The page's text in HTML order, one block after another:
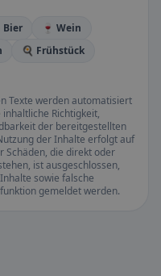
Bier
🍷 Wein
🍳 Frühstück
Texte werden automatisiert
Richtigkeit,
der bereitgestellten
der Inhalte erfolgt auf
Schäden, die direkt oder
ist ausgeschlossen,
sowie falsche
gemeldet werden.